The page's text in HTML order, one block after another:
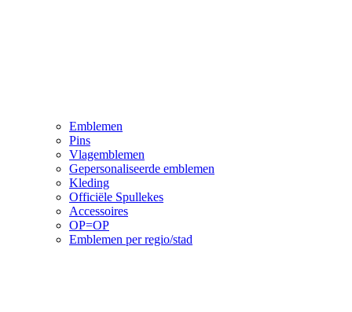
Emblemen
Pins
Vlagemblemen
Gepersonaliseerde emblemen
Kleding
Officiële Spullekes
Accessoires
OP=OP
Emblemen per regio/stad